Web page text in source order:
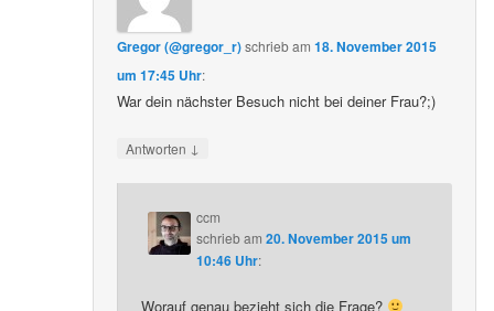
Gregor (@gregor_r)schriebam18. November 2015
um 17:45 Uhr:
War dein nächster Besuch nicht bei deiner Frau?;)
Antworten ↓
ccm
schriebam20. November 2015 um
10:46 Uhr:
Worauf genau bezieht sich die Frage?